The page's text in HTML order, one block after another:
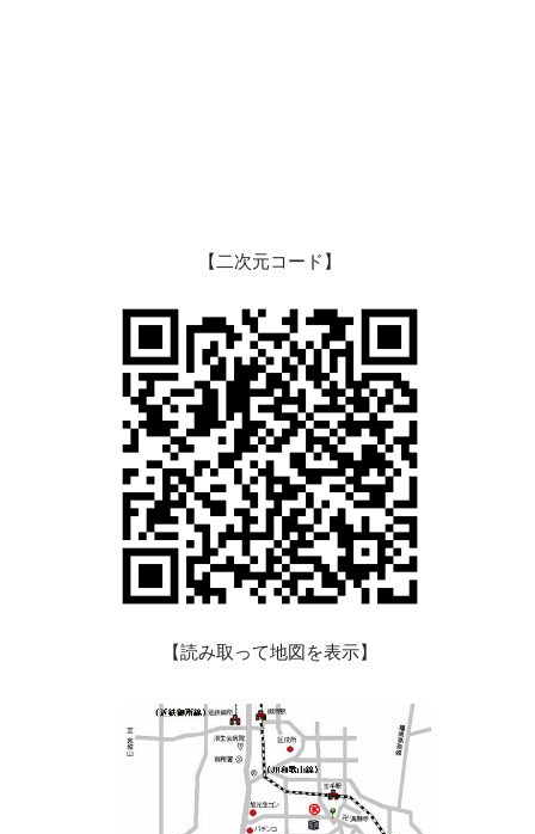
【二次元コード】
【読み取って地図を表示】